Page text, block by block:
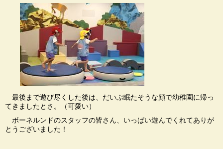
最後まで遊び尽くした後は、だいぶ眠たそうな顔で幼稚園に帰っ
てきましたとさ。（可愛い）
ボーネルンドのスタッフの皆さん、いっぱい遊んでくれてありが
とうございました！